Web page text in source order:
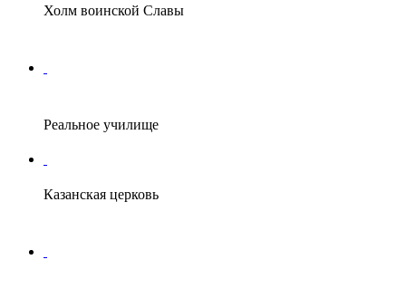
Холм воинской Славы
Реальное училище
Казанская церковь